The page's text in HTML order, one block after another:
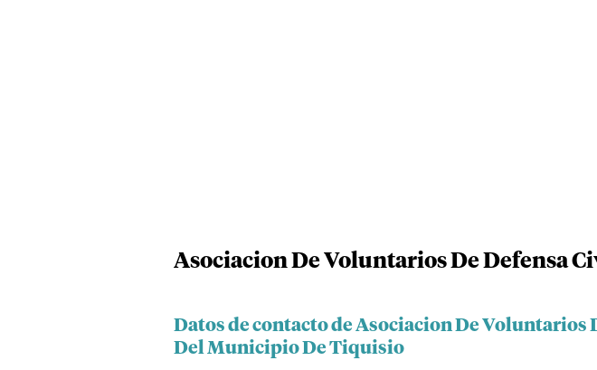
Asociacion De Voluntarios De Defensa
Datos de contacto de Asociacion De Voluntarios
Del Municipio De Tiquisio